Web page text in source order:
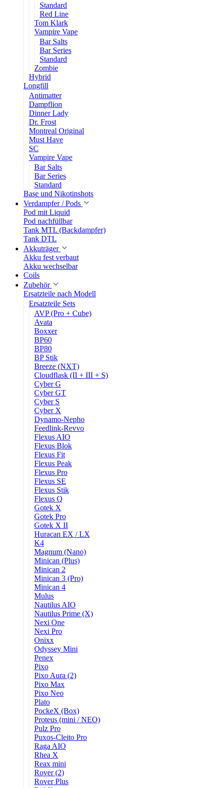
Standard
Red Line
Tom Klark
Vampire Vape
Bar Salts
Bar Series
Standard
Zombie
Hybrid
Longfill
Antimatter
Dampflion
Dinner Lady
Dr. Frost
Montreal Original
Must Have
SC
Vampire Vape
Bar Salts
Bar Series
Standard
Base und Nikotinshots
Verdampfer / Pods
Pod mit Liquid
Pod nachfüllbar
Tank MTL (Backdampfer)
Tank DTL
Akkuträger
Akku fest verbaut
Akku wechselbar
Coils
Zubehör
Ersatzteile nach Modell
Ersatzteile Sets
AVP (Pro + Cube)
Avata
Boxxer
BP60
BP80
BP Stik
Breeze (NXT)
Cloudflask (II + III + S)
Cyber G
Cyber GT
Cyber S
Cyber X
Dynamo-Nepho
Feedlink-Revvo
Flexus AIO
Flexus Blok
Flexus Fit
Flexus Peak
Flexus Pro
Flexus SE
Flexus Stik
Flexus Q
Gotek X
Gotek Pro
Gotek X II
Huracan EX / LX
K4
Magnum (Nano)
Minican (Plus)
Minican 2
Minican 3 (Pro)
Minican 4
Mulus
Nautilus AIO
Nautilus Prime (X)
Nexi One
Nexi Pro
Onixx
Odyssey Mini
Penex
Pixo
Pixo Aura (2)
Pixo Max
Pixo Neo
Plato
PockeX (Box)
Proteus (mini / NEO)
Pulz Pro
Puxos-Cleito Pro
Raga AIO
Rhea X
Reax mini
Rover (2)
Rover Plus